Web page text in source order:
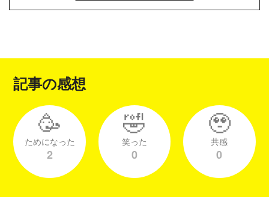
記事の感想
🥳
ためになった
2
🤣
笑った
0
🥹
共感
0